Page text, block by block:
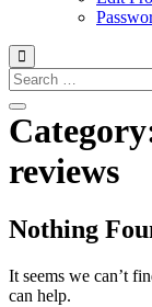
Search
for:
reviews
Nothing
It seems we can’t
can help.